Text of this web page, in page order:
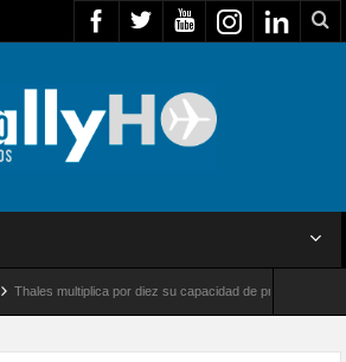
Thales multiplica por diez su capacidad de producción de